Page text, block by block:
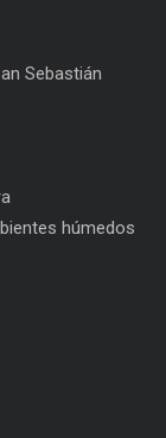
Sebastián
húmedos